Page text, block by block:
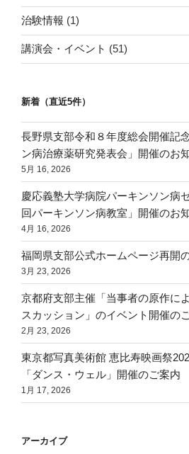
治験情報 (1)
講演会・イベント (51)
新着（直近5件）
長野県支部令和８年度総会開催記
ン病治療薬研究発表会」開催のお
5月 16, 2026
慶応義塾大学病院パーキンソン病
回パーキンソン病教室」開催のお
4月 16, 2026
福岡県支部公式ホームページ再開
3月 23, 2026
京都府支部主催「当事者の原作に
スカッション」のイベント開催の
2月 23, 2026
東京都写真美術館 恵比寿映画祭
「ダンス・ウェル」開催のご案内
1月 17, 2026
アーカイブ